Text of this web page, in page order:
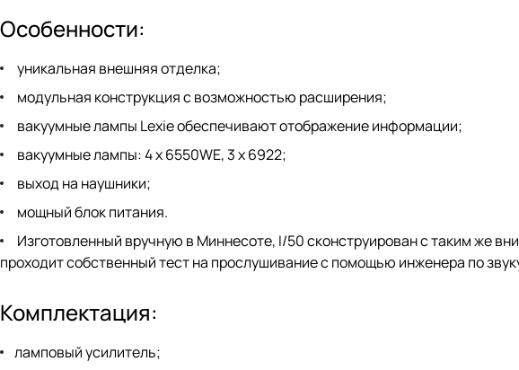
Особенности:
уникальная внешняя отделка;
модульная конструкция с возможностью расширения;
вакуумные лампы Lexie обеспечивают отображение информации;
вакуумные лампы: 4 x 6550WE, 3 x 6922;
выход на наушники;
мощный блок питания.
Изготовленный вручную в Миннесоте, I/50 сконструирован с таким же
проходит собственный тест на прослушивание с помощью инженера по
Комплектация:
ламповый усилитель;